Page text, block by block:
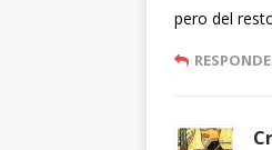
pero del